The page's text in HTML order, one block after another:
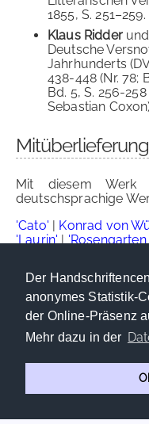
Der
anonymes Statistik-
der Online-Präsenz
Mehr dazu in der
1855, S. 251–259.
Klaus Ridderund
Deutsche
Jahrhunderts
438-448 (Nr. 78;
Bd. 5, S. 256-
Sebastian
Mitüberlieferung
Mit diesem Werk
deutschsprachige
'Cato' | Konrad von
'Laurin'|
Ulrich von